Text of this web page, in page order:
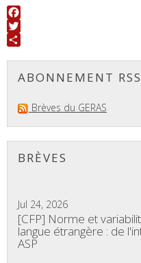
Facebook
Twitter
ABONNEMENT RSS
Brèves du GERAS
BRÈVES
Jul 24, 2026
[CFP] Norme et
langue étrangère : de
ASP